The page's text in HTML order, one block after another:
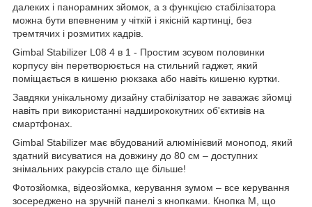
далеких і панорамних зйомок, а з функцією стабілізатора
можна бути впевненим у чіткій і якісній картинці, без
тремтячих і розмитих кадрів.
Gimbal Stabilizer L08 4 в 1 - Простим зсувом половинки
корпусу він перетворюється на стильний гаджет, який
поміщається в кишеню рюкзака або навіть кишеню куртки.
Завдяки унікальному дизайну стабілізатор не заважає зйомці
навіть при використанні надширококутних об'єктивів на
смартфонах.
Gimbal Stabilizer має вбудований алюмінієвий монопод, який
здатний висуватися на довжину до 80 см – доступних
знімальних ракурсів стало ще більше!
Фотозйомка, відеозйомка, керування зумом – все керування
зосереджено на зручній панелі з кнопками. Кнопка М, що